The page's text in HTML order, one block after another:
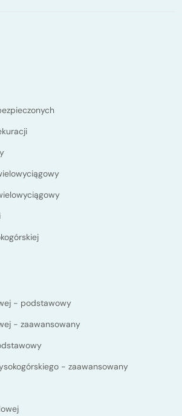
- podstawowy
- zaawansowany
- zaawansowany